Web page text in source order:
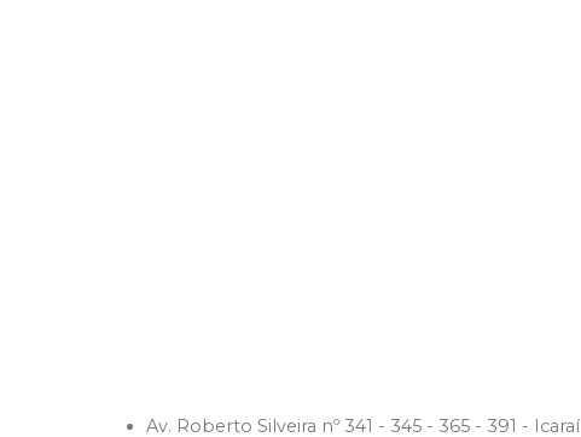
Av. Roberto Silveira nº 341 - 345 - 365 - 391 - Icaraí